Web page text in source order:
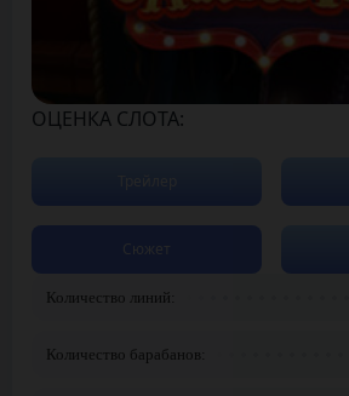
ОЦЕНКА СЛОТА:
Количество линий:
Количество барабанов:
Сюжет